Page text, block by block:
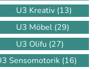
U3 Kreativ (13)
U3 Möbel (29)
U3 Olifu (27)
Sensomotorik (16)